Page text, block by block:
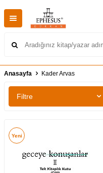
Anasayfa Kader Arvas
Filtre
Yeni